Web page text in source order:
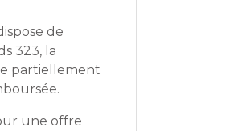
de
323, la
partiellement
une offre